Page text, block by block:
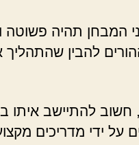
המבחן תהיה פשוטה
להבין
להתיישב איתו
על ידי מדריכים